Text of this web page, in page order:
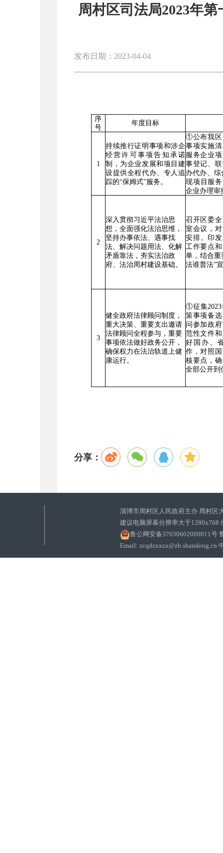
周村区司法局2023年
发布日期：2023-04-04
序
号
年度目标
1
持续推行证明事项和涉企
经营许可事项告知承诺
制，为企业发展和 项目建
设提供全程代办、 专人追
踪的“保姆式”服务。
①公布我区
事项实施
服务企业
事登记、
办代办、综
现项目服务
企业办理审
2
深入贯彻习近平法治思
想，全面强化法治思维，
坚持办事依法、遇事找
法、解决问题用法、化解
矛盾靠法，夯实法治政
府、法治周村建设基础。
召开区委
室会议，
安排。印发
工作要点
单，结合
法谁普法”
3
健全政府法律顾问制度，
重大决策、重要支出邀请
法律顾问全程参与，重要
事项依法做好政务公开，
确保权力在法治轨道上健
康运行。
①征集2023
策事项备
问参加政
范性文件
好国办、
作，对照
核要点，
全部公开到
分享：
淄博市周村区人民政府主办 周村区
建议电脑屏幕分辨率大于1280x768
鲁公网安备37030602000011号
Email: zcqdzxxzx@zb.shandong.cn